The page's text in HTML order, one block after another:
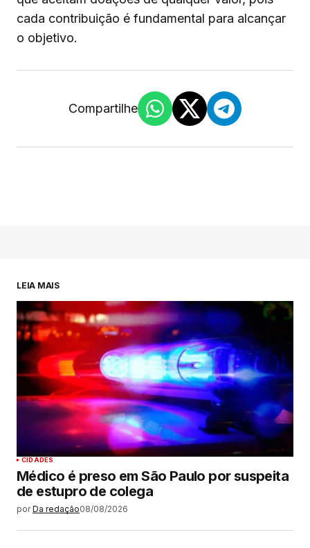
cada contribuição é fundamental para alcançar
o objetivo.
Compartilhe
LEIA MAIS
CIDADES
Médico é preso em São Paulo por suspeita
de estupro de colega
por Da redação08/08/2026